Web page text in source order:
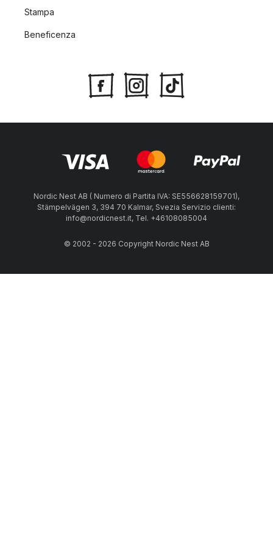
Stampa
Beneficenza
Nordic Nest AB ( Numero di Partita IVA: SE556628159701),
Stämpelvägen 3, 394 70 Kalmar, Svezia Servizio clienti:
info@nordicnest.it, Tel. +46108085004
© 2002 - 2026 Copyright Nordic Nest AB